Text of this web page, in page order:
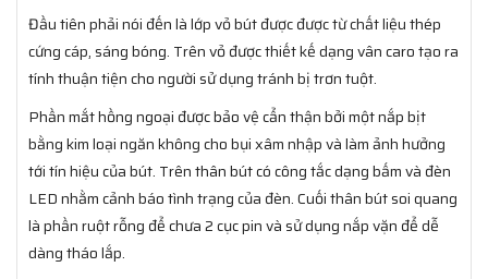
Đầu tiên phải nói đến là lớp vỏ bút được được từ chất liệu thép
cứng cáp, sáng bóng. Trên vỏ được thiết kế dạng vân caro tạo ra
tính thuận tiện cho người sử dụng tránh bị trơn tuột.
Phần mắt hồng ngoại được bảo vệ cẩn thận bởi một nắp bịt
bằng kim loại ngăn không cho bụi xâm nhập và làm ảnh hưởng
tới tín hiệu của bút. Trên thân bút có công tắc dạng bấm và đèn
LED nhằm cảnh báo tình trạng của đèn. Cuối thân bút soi quang
là phần ruột rỗng để chưa 2 cục pin và sử dụng nắp vặn để dễ
dàng tháo lắp.